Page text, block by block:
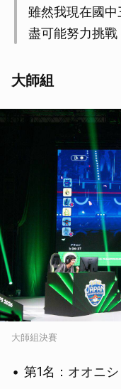
雖然我現在國
盡可能努力挑戰
大師組
大師組決賽
第1名：オオニ